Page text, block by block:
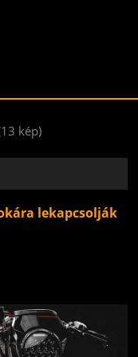
kép)
lekapcsolják